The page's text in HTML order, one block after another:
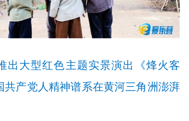
出大型红色主题实景演出《烽火客
共产党人精神谱系在黄河三角洲澎湃